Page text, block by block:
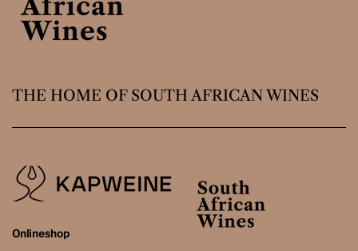
THE HOME OF SOUTH AFRICAN WINES
Onlineshop